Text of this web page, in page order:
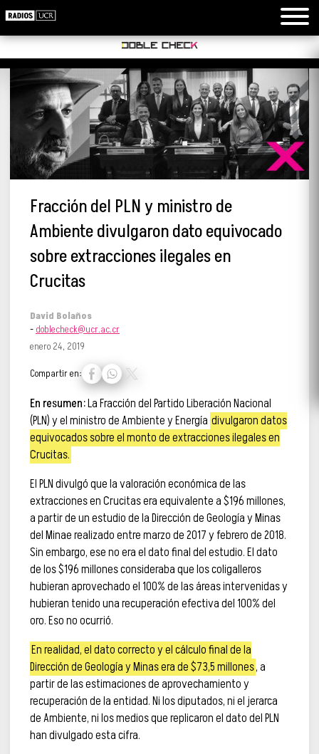
Fracción del PLN y ministro de
Ambiente divulgaron dato equivocado
sobre extracciones ilegales en
Crucitas
David Bolaños
- doblecheck@ucr.ac.cr
enero 24, 2019
Compartir en:
En resumen:La Fracción del Partido Liberación Nacional
(PLN) y el ministro de Ambiente y Energía divulgaron datos
equivocados sobre el monto de extracciones ilegales en
Crucitas.
El PLN divulgó que la valoración económica de las
extracciones en Crucitas era equivalente a $196 millones,
a partir de un estudio de la Dirección de Geología y Minas
del Minae realizado entre marzo de 2017 y febrero de 2018.
Sin embargo, ese no era el dato final del estudio. El dato
de los $196 millones consideraba que los coligalleros
hubieran aprovechado el 100% de las áreas intervenidas y
hubieran tenido una recuperación efectiva del 100% del
oro. Eso no ocurrió.
En realidad, el dato correcto y el cálculo final de la
Dirección de Geología y Minas era de $73,5 millones, a
partir de las estimaciones de aprovechamiento y
recuperación de la entidad. Ni los diputados, ni el jerarca
de Ambiente, ni los medios que replicaron el dato del PLN
han divulgado esta cifra.